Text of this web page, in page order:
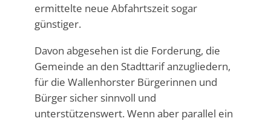
ermittelte neue Abfahrtszeit sogar
günstiger.
Davon abgesehen ist die Forderung, die
Gemeinde an den Stadttarif anzugliedern,
für die Wallenhorster Bürgerinnen und
Bürger sicher sinnvoll und
unterstützenswert. Wenn aber parallel ein